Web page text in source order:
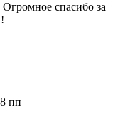
Огромное спасибо за
пп